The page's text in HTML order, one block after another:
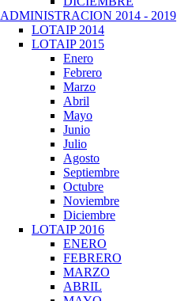
ADMINISTRACION 2014 - 2019
LOTAIP 2014
LOTAIP 2015
Enero
Febrero
Marzo
Abril
Mayo
Junio
Julio
Agosto
Septiembre
Octubre
Noviembre
Diciembre
LOTAIP 2016
ENERO
FEBRERO
MARZO
ABRIL